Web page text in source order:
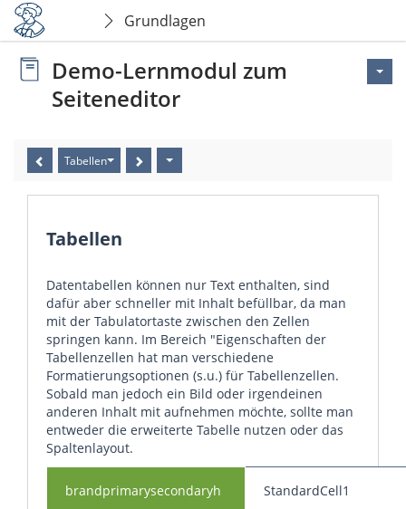
Grundlagen
Demo-Lernmodul zum
Seiteneditor
Tabellen
Tabellen
Datentabellen können nur Text enthalten, sind
dafür aber schneller mit Inhalt befüllbar, da man
mit der Tabulatortaste zwischen den Zellen
springen kann. Im Bereich "Eigenschaften der
Tabellenzellen hat man verschiedene
Formatierungsoptionen (s.u.) für Tabellenzellen.
Sobald man jedoch ein Bild oder irgendeinen
anderen Inhalt mit aufnehmen möchte, sollte man
entweder die erweiterte Tabelle nutzen oder das
Spaltenlayout.
brandprimarysecondaryh StandardCell1